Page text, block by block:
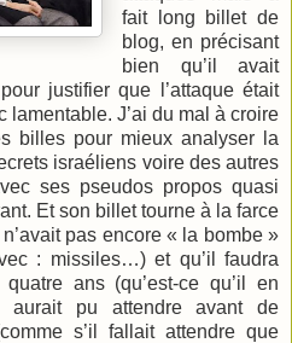
fait long billet de
blog, en précisant
bien qu’il avait
justifier que l’attaque était
lamentable. J’ai du mal à croire
billes pour mieux analyser la
israéliens voire des autres
ses pseudos propos quasi
Et son billet tourne à la farce
pas encore « la bombe »
: missiles…) et qu’il faudra
ans (qu’est-ce qu’il en
aurait pu attendre avant de
s’il fallait attendre que